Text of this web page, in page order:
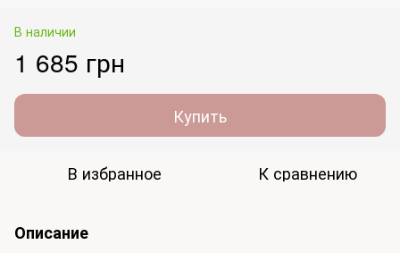
В наличии
1 685 грн
Купить
В избранное К сравнению
Описание